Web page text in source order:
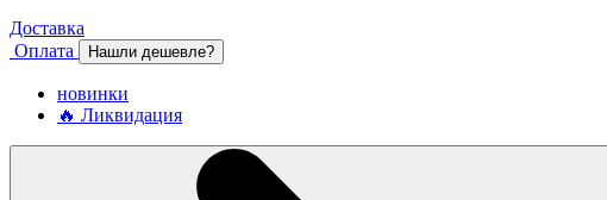
Доставка
Оплата
Нашли дешевле?
новинки
🔥 Ликвидация